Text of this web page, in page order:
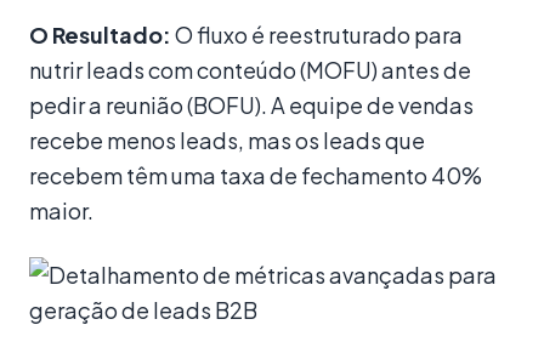
O Resultado: O fluxo é reestruturado para
nutrir leads com conteúdo (MOFU) antes de
pedir a reunião (BOFU). A equipe de vendas
recebe menos leads, mas os leads que
recebem têm uma taxa de fechamento 40%
maior.